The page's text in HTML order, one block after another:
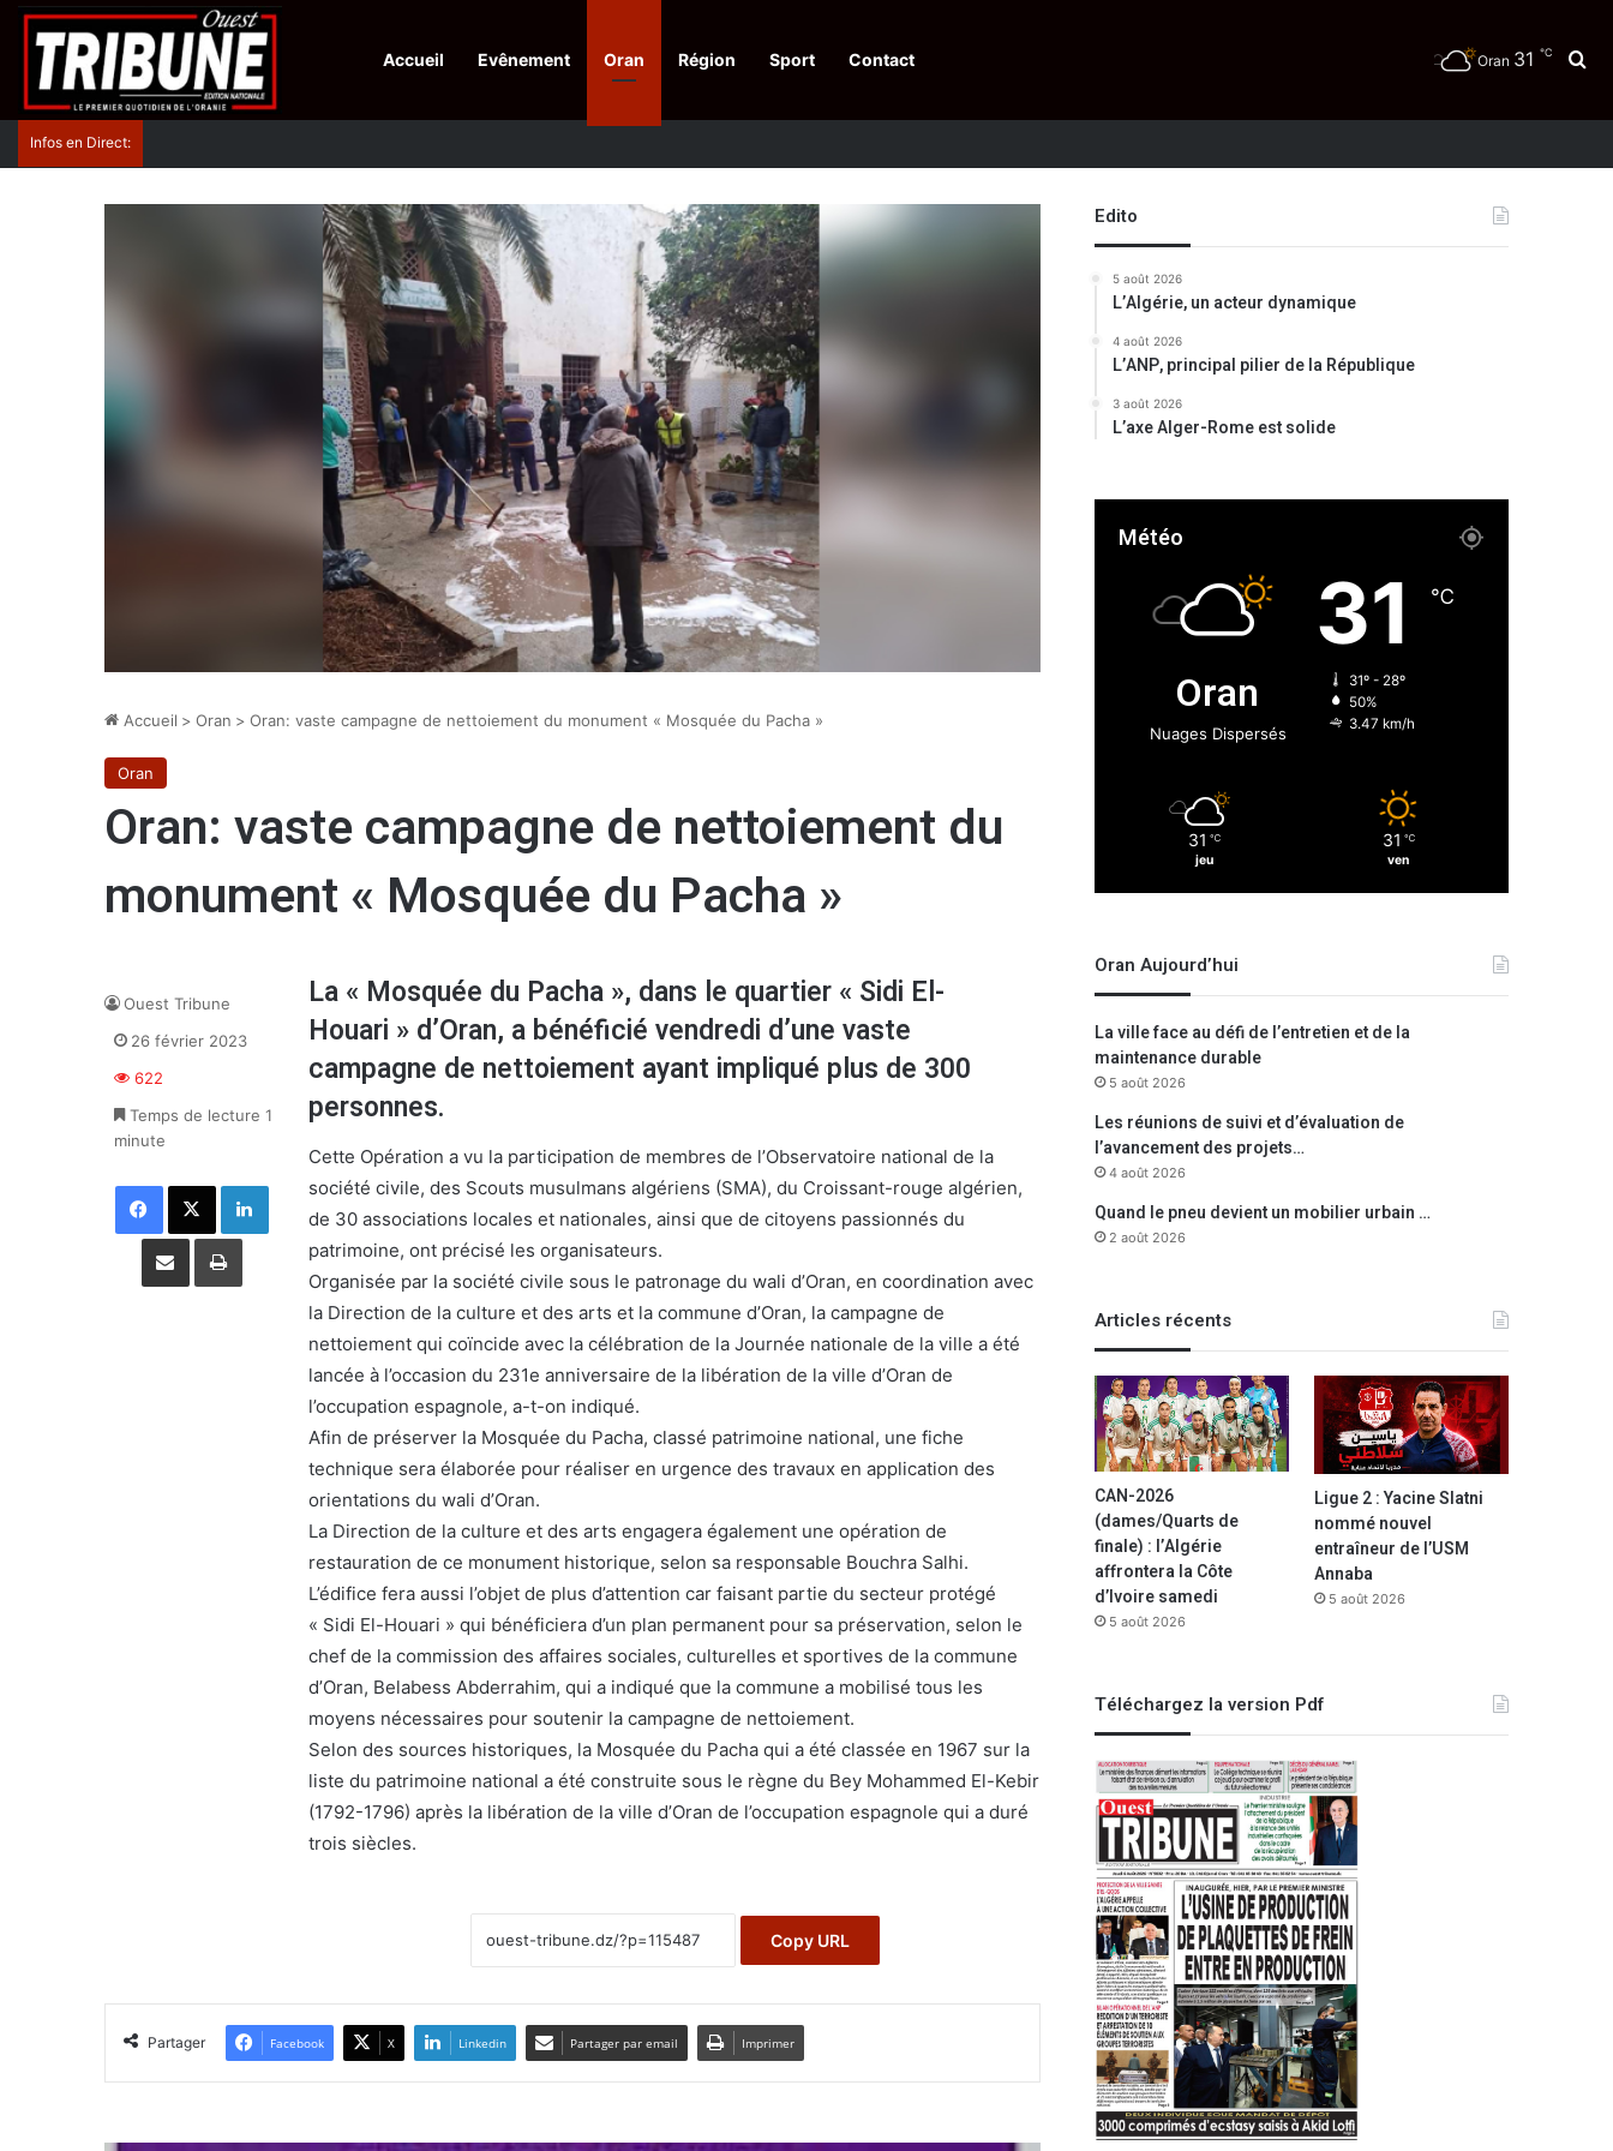
Accueil Evênement Oran Région Sport Contact Oran 31 ℃
Infos en Direct:
Accueil > Oran > Oran: vaste campagne de nettoiement du monument « Mosquée du Pacha »
Oran
Oran: vaste campagne de nettoiement du
monument « Mosquée du Pacha »
La « Mosquée du Pacha », dans le quartier « Sidi El-
Houari » d’Oran, a bénéficié vendredi d’une vaste
campagne de nettoiement ayant impliqué plus de 300
personnes.
Cette Opération a vu la participation de membres de l’Observatoire national de la
société civile, des Scouts musulmans algériens (SMA), du Croissant-rouge algérien,
de 30 associations locales et nationales, ainsi que de citoyens passionnés du
patrimoine, ont précisé les organisateurs.
Organisée par la société civile sous le patronage du wali d’Oran, en coordination avec
la Direction de la culture et des arts et la commune d’Oran, la campagne de
nettoiement qui coïncide avec la célébration de la Journée nationale de la ville a été
lancée à l’occasion du 231e anniversaire de la libération de la ville d’Oran de
l’occupation espagnole, a-t-on indiqué.
Afin de préserver la Mosquée du Pacha, classé patrimoine national, une fiche
technique sera élaborée pour réaliser en urgence des travaux en application des
orientations du wali d’Oran.
La Direction de la culture et des arts engagera également une opération de
restauration de ce monument historique, selon sa responsable Bouchra Salhi.
L’édifice fera aussi l’objet de plus d’attention car faisant partie du secteur protégé
« Sidi El-Houari » qui bénéficiera d’un plan permanent pour sa préservation, selon le
chef de la commission des affaires sociales, culturelles et sportives de la commune
d’Oran, Belabess Abderrahim, qui a indiqué que la commune a mobilisé tous les
moyens nécessaires pour soutenir la campagne de nettoiement.
Selon des sources historiques, la Mosquée du Pacha qui a été classée en 1967 sur la
liste du patrimoine national a été construite sous le règne du Bey Mohammed El-Kebir
(1792-1796) après la libération de la ville d’Oran de l’occupation espagnole qui a duré
trois siècles.
Copy URL
Ouest Tribune
26 février 2023
622
Temps de lecture 1
minute
Facebook X Linkedin
Partager par email Imprimer
Partager Facebook X Linkedin Partager par email Imprimer
Edito
5 août 2026
L’Algérie, un acteur dynamique
4 août 2026
L’ANP, principal pilier de la République
3 août 2026
L’axe Alger-Rome est solide
Météo
Oran
Nuages Dispersés
31 ℃
31º - 28º
50%
3.47 km/h
31 ℃
jeu
31 ℃
ven
Oran Aujourd’hui
La ville face au défi de l’entretien et de la
maintenance durable
5 août 2026
Les réunions de suivi et d’évaluation de
l’avancement des projets…
4 août 2026
Quand le pneu devient un mobilier urbain …
2 août 2026
Articles récents
CAN-2026
(dames/Quarts de
finale) : l’Algérie
affrontera la Côte
d’Ivoire samedi
5 août 2026
Ligue 2 : Yacine Slatni
nommé nouvel
entraîneur de l’USM
Annaba
5 août 2026
Téléchargez la version Pdf